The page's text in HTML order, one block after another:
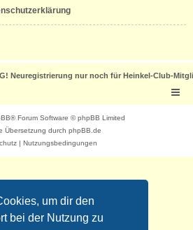
um dir den
bei der Nutzung zu
Neuregistrierung nur noch für Heinkel-Club-
® Forum Software © phpBB Limited
Übersetzung durch phpBB.de
| Nutzungsbedingungen